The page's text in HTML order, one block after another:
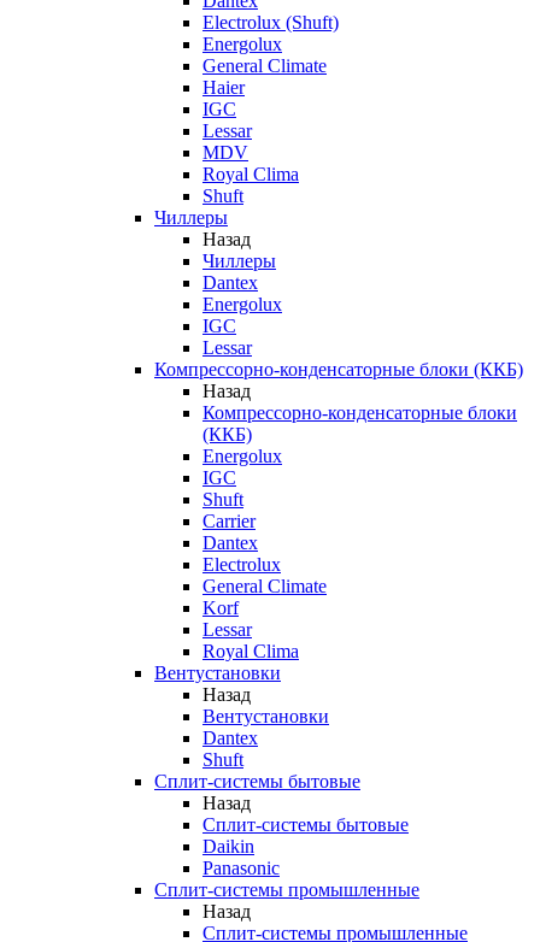
Electrolux (Shuft)
Energolux
General Climate
Haier
IGC
Lessar
MDV
Royal Clima
Shuft
Чиллеры
Назад
Чиллеры
Dantex
Energolux
IGC
Lessar
Компрессорно-конденсаторные блоки (ККБ)
Назад
Компрессорно-конденсаторные блоки
(ККБ)
Energolux
IGC
Shuft
Carrier
Dantex
Electrolux
General Climate
Korf
Lessar
Royal Clima
Вентустановки
Назад
Вентустановки
Dantex
Shuft
Сплит-системы бытовые
Назад
Сплит-системы бытовые
Daikin
Panasonic
Сплит-системы промышленные
Назад
Сплит-системы промышленные